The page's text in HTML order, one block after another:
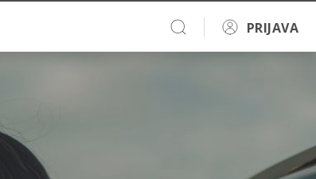
PRIJAVA